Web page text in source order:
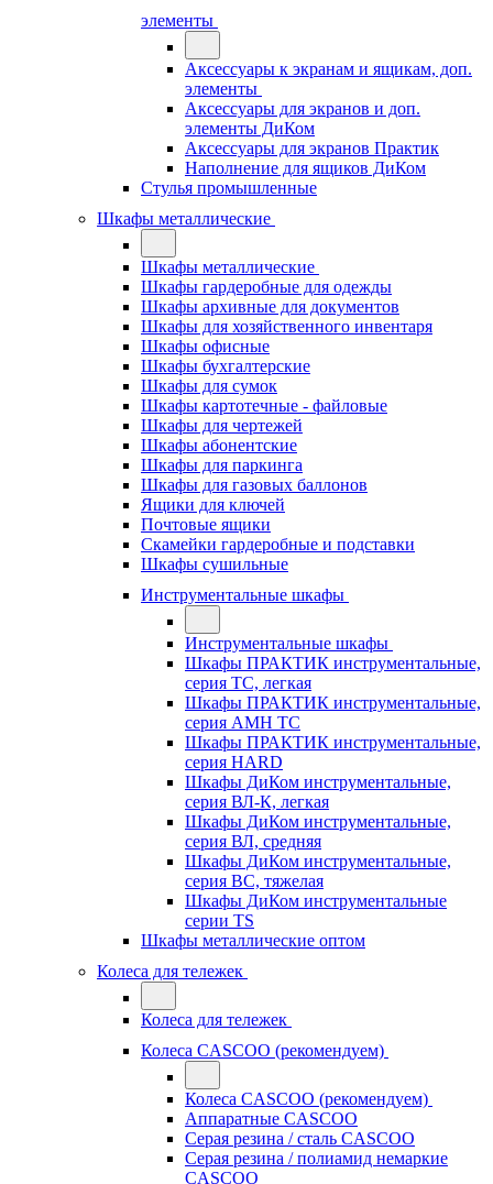
элементы
Аксессуары к экранам и ящикам, доп.
элементы
Аксессуары для экранов и доп.
элементы ДиКом
Аксессуары для экранов Практик
Наполнение для ящиков ДиКом
Стулья промышленные
Шкафы металлические
Шкафы металлические
Шкафы гардеробные для одежды
Шкафы архивные для документов
Шкафы для хозяйственного инвентаря
Шкафы офисные
Шкафы бухгалтерские
Шкафы для сумок
Шкафы картотечные - файловые
Шкафы для чертежей
Шкафы абонентские
Шкафы для паркинга
Шкафы для газовых баллонов
Ящики для ключей
Почтовые ящики
Скамейки гардеробные и подставки
Шкафы сушильные
Инструментальные шкафы
Инструментальные шкафы
Шкафы ПРАКТИК инструментальные,
серия ТC, легкая
Шкафы ПРАКТИК инструментальные,
серия AMH TC
Шкафы ПРАКТИК инструментальные,
серия HARD
Шкафы ДиКом инструментальные,
cерия ВЛ-К, легкая
Шкафы ДиКом инструментальные,
серия ВЛ, средняя
Шкафы ДиКом инструментальные,
серия ВС, тяжелая
Шкафы ДиКом инструментальные
серии TS
Шкафы металлические оптом
Колеса для тележек
Колеса для тележек
Колеса CASCOO (рекомендуем)
Колеса CASCOO (рекомендуем)
Аппаратные CASCOO
Серая резина / сталь CASCOO
Серая резина / полиамид немаркие
CASCOO